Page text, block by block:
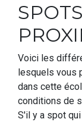
Voici les
lesquels vous
dans cette
conditions de
S'il y a spot